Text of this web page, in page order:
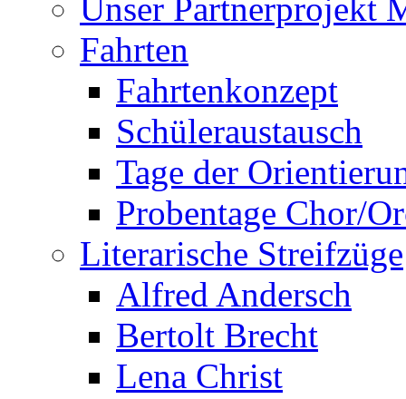
Unser Partnerprojekt
Fahrten
Fahrtenkonzept
Schüleraustausch
Tage der
Probentage Chor/
Literarische Streifzüge
Alfred Andersch
Bertolt Brecht
Lena Christ